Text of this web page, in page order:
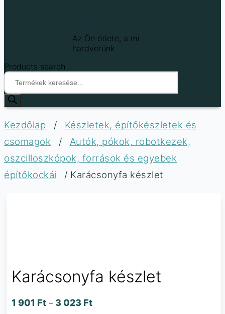
Az Ön ötlete, a mi
hardverünk
Products search
Kezdőlap /
Készletek, építőkészletek és
csomagok
/
Autók, pókok, robotkezek,
oszcilloszkópok, források és egyebek
építőkockái
/ Karácsonyfa készlet
Karácsonyfa készlet
1 901 Ft – 3 023 Ft